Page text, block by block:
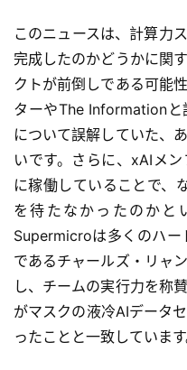
このニュースは、計算力
完成したのかどうかに関
クトが前倒しである可能
ターやThe Information
について誤解していた、
いです。さらに、xAIメ
に稼働していることで、
を待たなかったのかと
Supermicroは多くのハー
であるチャールズ・リャ
し、チームの実行力を称
がマスクの液冷AIデータ
ったことと一致しています